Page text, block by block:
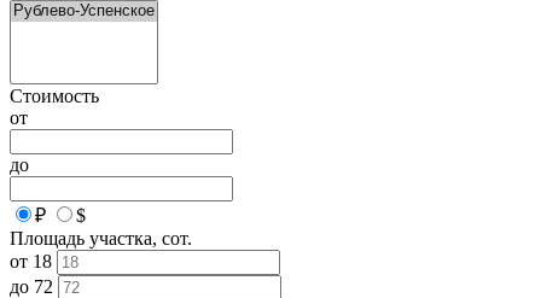
Стоимость
от
до
₽
$
Площадь участка, сот.
от 18
до 72